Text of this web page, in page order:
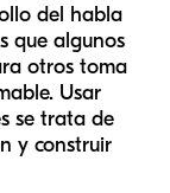
del habla
que algunos
otros toma
Usar
se trata de
y construir